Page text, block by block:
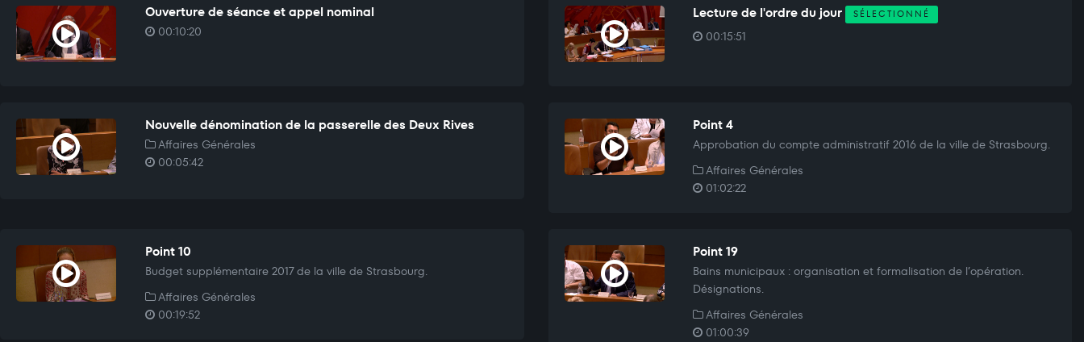
Ouverture de séance et appel nominal
00:10:20
Lecture de l'ordre du jour SÉLECTIONNÉ
00:15:51
Nouvelle dénomination de la passerelle des Deux Rives
Affaires Générales
00:05:42
Point 4
Approbation du compte administratif 2016 de la ville de Strasbourg.
Affaires Générales
01:02:22
Point 10
Budget supplémentaire 2017 de la ville de Strasbourg.
Affaires Générales
00:19:52
Point 19
Bains municipaux : organisation et formalisation de l’opération.
Désignations.
Affaires Générales
01:00:39